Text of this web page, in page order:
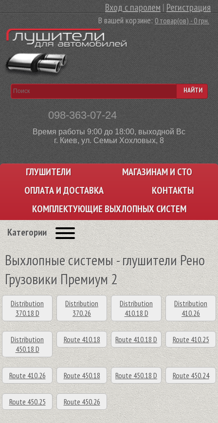
Вход с паролем |Регистрация
В вашей корзине:0 товар(ов) - 0 грн.
098-363-07-24
Время работы 9:00 до 18:00, выходной Вс
г. Киев, ул. Семьи Хохловых, 8
НАЙТИ
ГЛУШИТЕЛИ
МАГАЗИНАМ И СТО
ОПЛАТА И ДОСТАВКА
КОНТАКТЫ
КОМПЛЕКТУЮЩИЕ ВЫХЛОПНЫХ СИСТЕМ
Категории
Выхлопные системы - глушители Рено
Грузовики Премиум 2
Distribution
370.18 D
Distribution
370.26
Distribution
410.18 D
Distribution
410.26
Distribution
450.18 D
Route 410.18 Route 410.18 D Route 410.25
Route 410.26 Route 450.18 Route 450.18 D Route 450.24
Route 450.25 Route 450.26